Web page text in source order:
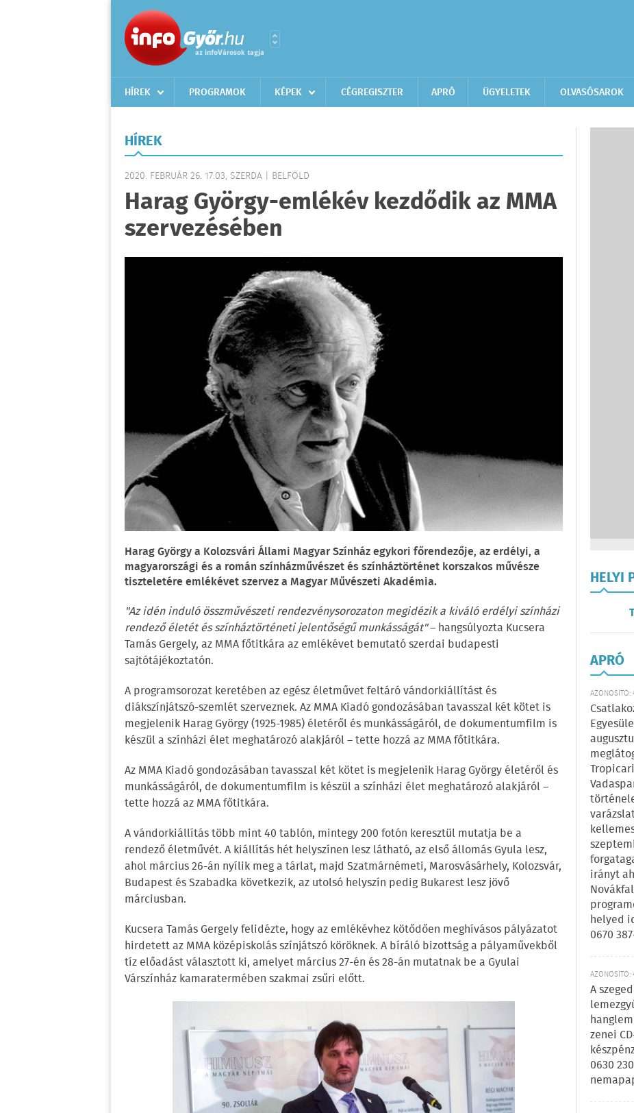
HÍREK PROGRAMOK KÉPEK CÉGREGISZTER APRÓ ÜGYELETEK OLVASÓSAROK
HÍREK
2020. FEBRUÁR 26. 17:03, SZERDA | BELFÖLD
Harag György-emlékév kezdődik az MMA
szervezésében
Harag György a Kolozsvári Állami Magyar Színház egykori főrendezője, az erdélyi, a
magyarországi és a román színházművészet és színháztörténet korszakos művésze
tiszteletére emlékévet szervez a Magyar Művészeti Akadémia.
"Az idén induló összművészeti rendezvénysorozaton megidézik a kiváló erdélyi színházi
rendező életét és színháztörténeti jelentőségű munkásságát"– hangsúlyozta Kucsera
Tamás Gergely, az MMA főtitkára az emlékévet bemutató szerdai budapesti
sajtótájékoztatón.
A programsorozat keretében az egész életművet feltáró vándorkiállítást és
diákszínjátszó-szemlét szerveznek. Az MMA Kiadó gondozásában tavasszal két kötet is
megjelenik Harag György (1925-1985) életéről és munkásságáról, de dokumentumfilm is
készül a színházi élet meghatározó alakjáról – tette hozzá az MMA főtitkára.
Az MMA Kiadó gondozásában tavasszal két kötet is megjelenik Harag György életéről és
munkásságáról, de dokumentumfilm is készül a színházi élet meghatározó alakjáról –
tette hozzá az MMA főtitkára.
A vándorkiállítás több mint 40 tablón, mintegy 200 fotón keresztül mutatja be a
rendező életművét. A kiállítás hét helyszínen lesz látható, az első állomás Gyula lesz,
ahol március 26-án nyílik meg a tárlat, majd Szatmárnémeti, Marosvásárhely, Kolozsvár,
Budapest és Szabadka következik, az utolsó helyszín pedig Bukarest lesz jövő
márciusban.
Kucsera Tamás Gergely felidézte, hogy az emlékévhez kötődően meghívásos pályázatot
hirdetett az MMA középiskolás színjátszó köröknek. A bíráló bizottság a pályaművekből
tíz előadást választott ki, amelyet március 27-én és 28-án mutatnak be a Gyulai
Várszínház kamaratermében szakmai zsűri előtt.
HELYI
APRÓ
AZONOSÍTÓ:
irányt
helyed
0670
AZONOSÍTÓ:
A
zenei
0630